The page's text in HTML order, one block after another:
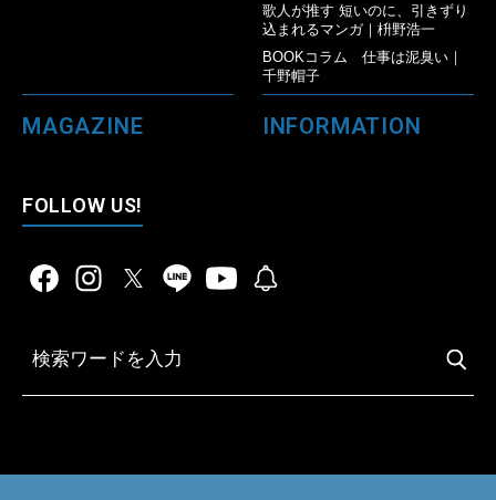
歌人が推す 短いのに、引きずり
込まれるマンガ｜枡野浩一
BOOKコラム 仕事は泥臭い｜
千野帽子
MAGAZINE INFORMATION
FOLLOW US!